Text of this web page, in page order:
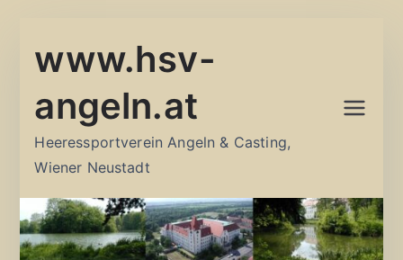
Inhalt
www.hsv-
angeln.at
Heeressportverein Angeln & Casting,
Wiener Neustadt